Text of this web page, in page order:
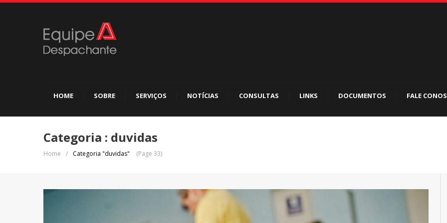
HOME SOBRE SERVIÇOS NOTÍCIAS CONSULTAS LINKS DOCUMENTOS FALE
Categoria : duvidas
Home / Categoria "duvidas" (Page 33)